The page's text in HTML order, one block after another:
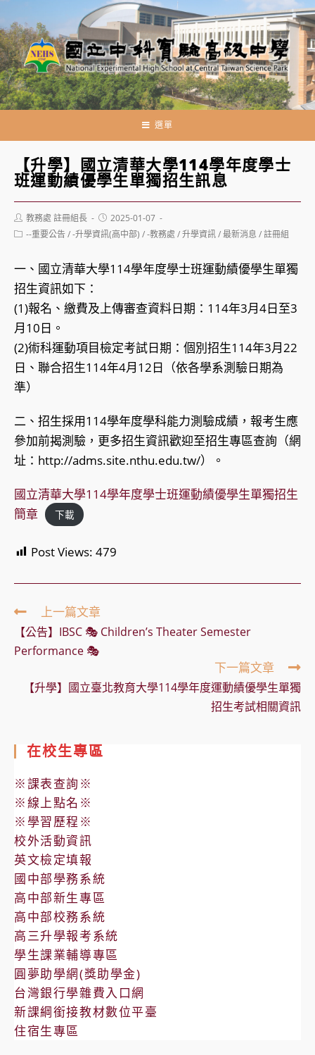
轉
至
主
要
內
選單
【升學】國立清華大學114學年度學士
班運動績優學生單獨招生訊息
Post
author:
教務處 註冊組長
Post
published:
2025-01-07
Post--重要公告/-升學資訊(高中部) /-教務處 /升學資訊/最新消息 /註冊組
一、國立清華大學114學年度學士班運動績優學生單獨
招生資訊如下：
(1)報名、繳費及上傳審查資料日期：114年3月4日至3
月10日。
(2)術科運動項目檢定考試日期：個別招生114年3月22
日、聯合招生114年4月12日（依各學系測驗日期為
準）
二、招生採用114學年度學科能力測驗成績，報考生應
參加前揭測驗，更多招生資訊歡迎至招生專區查詢（網
址：http://adms.site.nthu.edu.tw/）。
國立清華大學114學年度學士班運動績優學生單獨招生
簡章
下載
Post Views: 479
Read
more
articles
上一篇文章
【公告】IBSC 🎭 Children’s Theater Semester
Performance 🎭
下一篇文章
【升學】國立臺北教育大學114學年度運動績優學生單獨
招生考試相關資訊
在校生專區
※課表查詢※
※線上點名※
※學習歷程※
校外活動資訊
英文檢定填報
國中部學務系統
高中部新生專區
高中部校務系統
高三升學報考系統
學生課業輔導專區
圓夢助學網(獎助學金)
台灣銀行學雜費入口網
新課綱銜接教材數位平臺
住宿生專區